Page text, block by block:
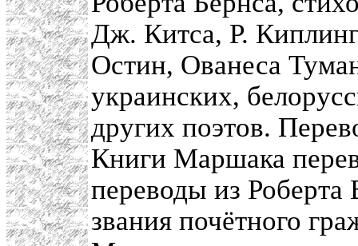
Дж. Китса, Р.
Остин, Ованеса
украинских,
других поэтов.
Книги Маршака
переводы из
звания почётного